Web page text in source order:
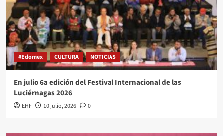
#Edomex CULTURA NOTICIAS
En julio 6a edición del Festival Internacional de las
Luciérnagas 2026
EHF 10 julio, 2026 0